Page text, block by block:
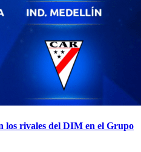
los rivales del DIM en el Grupo